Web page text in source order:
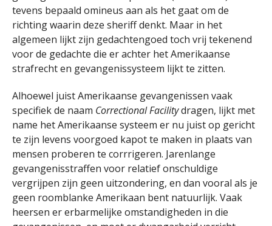
tevens bepaald omineus aan als het gaat om de
richting waarin deze sheriff denkt. Maar in het
algemeen lijkt zijn gedachtengoed toch vrij tekenend
voor de gedachte die er achter het Amerikaanse
strafrecht en gevangenissysteem lijkt te zitten.
Alhoewel juist Amerikaanse gevangenissen vaak
specifiek de naam Correctional Facilitydragen, lijkt met
name het Amerikaanse systeem er nu juist op gericht
te zijn levens voorgoed kapot te maken in plaats van
mensen proberen te corrrigeren. Jarenlange
gevangenisstraffen voor relatief onschuldige
vergrijpen zijn geen uitzondering, en dan vooral als je
geen roomblanke Amerikaan bent natuurlijk. Vaak
heersen er erbarmelijke omstandigheden in die